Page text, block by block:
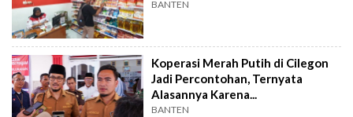
BANTEN
Koperasi Merah Putih di Cilegon
Jadi Percontohan, Ternyata
Alasannya Karena...
BANTEN